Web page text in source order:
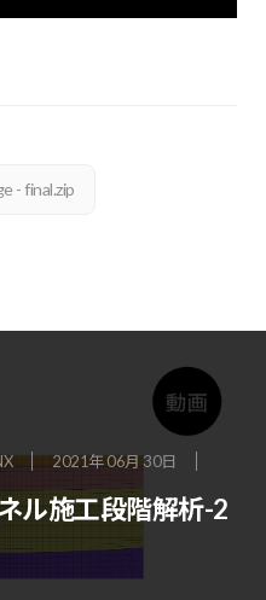
- final.zip
2021年 06月 30日
ル施工段階解析-2